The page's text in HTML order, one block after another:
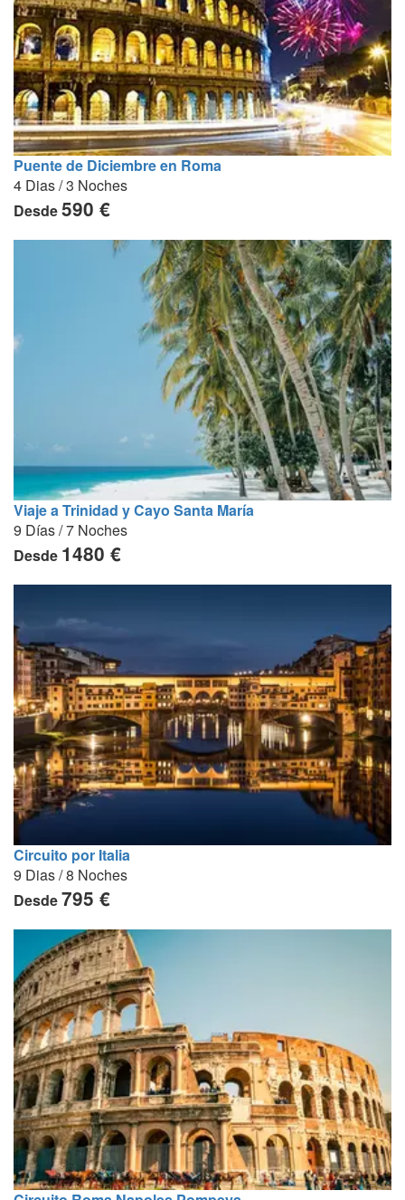
Puente de Diciembre en Roma
4 Dias / 3 Noches
Desde590 €
Viaje a Trinidad y Cayo Santa María
9 Días / 7 Noches
Desde 1480 €
Circuito por Italia
9 Dias / 8 Noches
Desde795 €